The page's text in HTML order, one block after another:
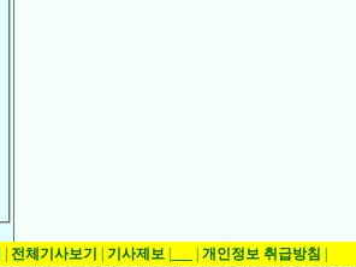
전체기사보기 기사제보 개인정보 취급방침